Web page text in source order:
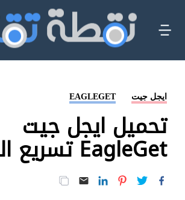
ايجل جيت EAGLEGET
تحميل ايجل جيت
EagleGet تسريع التحميل